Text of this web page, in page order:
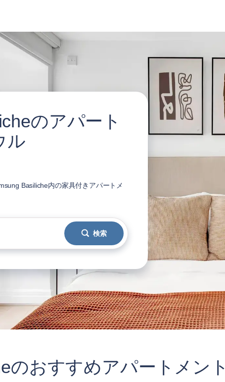
のアパート
ル
Basiliche内の家具付きアパートメ
検索
のおすすめアパートメント